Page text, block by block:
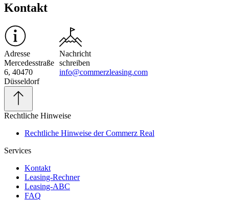
Kontakt
Adresse
Mercedesstraße
6, 40470
Düsseldorf
Nachricht
schreiben
info@commerzleasing.com
Rechtliche Hinweise
Rechtliche Hinweise der Commerz Real
Services
Kontakt
Leasing-Rechner
Leasing-ABC
FAQ